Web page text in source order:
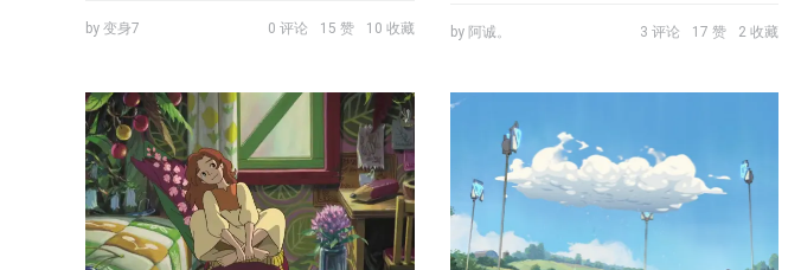
by 变身7 0 评论 15 赞 10 收藏 by 阿诚。 3 评论 17 赞 2 收藏